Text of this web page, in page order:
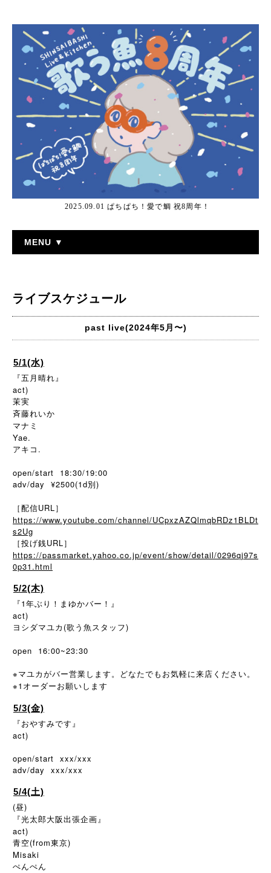
2025.09.01 ぱちぱち！愛で鯛 祝8周年！
MENU ▼
ライブスケジュール
past live(2024年5月〜)
5/1(水)
『五月晴れ』
act)
茉実
斉藤れいか
マナミ
Yae.
アキコ.
open/start 18:30/19:00
adv/day ¥2500(1d別)
［配信URL］
https://www.youtube.com/channel/UCpxzAZQlmqbRDz1BLDt
s2Ug
［投げ銭URL］
https://passmarket.yahoo.co.jp/event/show/detail/0296qj97s
0p31.html
5/2(木)
『1年ぶり！まゆかバー！』
act)
ヨシダマユカ(歌う魚スタッフ)
open 16:00~23:30
※ マユカがバー営業します。どなたでもお気軽に来店ください。
※1 オーダーお願いします
5/3(金)
『おやすみです』
act)
open/start xxx/xxx
adv/day xxx/xxx
5/4(土)
(昼)
『光太郎大阪出張企画』
act)
青空(from東京)
Misaki
ぺんぺん